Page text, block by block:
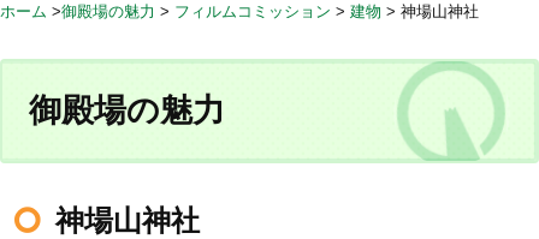
o
ホーム >御殿場の魅力 > フィルムコミッション > 建物 > 神場山神社
御殿場の魅力
神場山神社